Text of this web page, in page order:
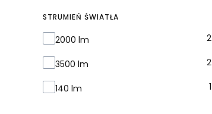
STRUMIEŃ ŚWIATŁA
Strumień światła
2000 lm 2
3500 lm 2
140 lm 1